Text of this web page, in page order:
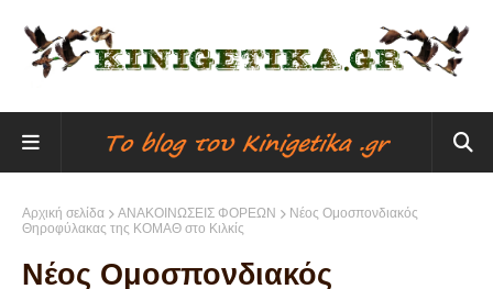
Αρχική σελίδα ΑΝΑΚΟΙΝΩΣΕΙΣ ΦΟΡΕΩΝ
Νέος Ομοσπονδιακός
Θηροφύλακας της ΚΟΜΑΘ στο Κιλκίς
Νέος Ομοσπονδιακός